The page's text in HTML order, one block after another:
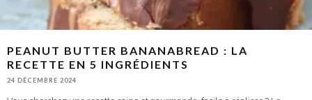
PEANUT BUTTER BANANABREAD : LA
RECETTE EN 5 INGRÉDIENTS
24 DÉCEMBRE 2024